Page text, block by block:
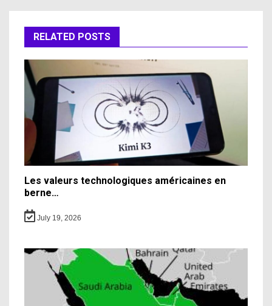
RELATED POSTS
Les valeurs technologiques américaines en
berne…
July 19, 2026